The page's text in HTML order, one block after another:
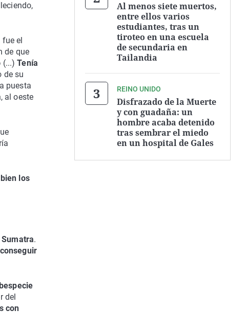
el
de que
(...)Tenía
de su
puesta
al oeste
los
Sumatra.
del
con
Al menos siete muertos,
entre ellos varios
estudiantes, tras un
tiroteo en una escuela
de secundaria en
Tailandia
REINO UNIDO
Disfrazado de la Muerte
y con guadaña: un
hombre acaba detenido
tras sembrar el miedo
en un hospital de Gales